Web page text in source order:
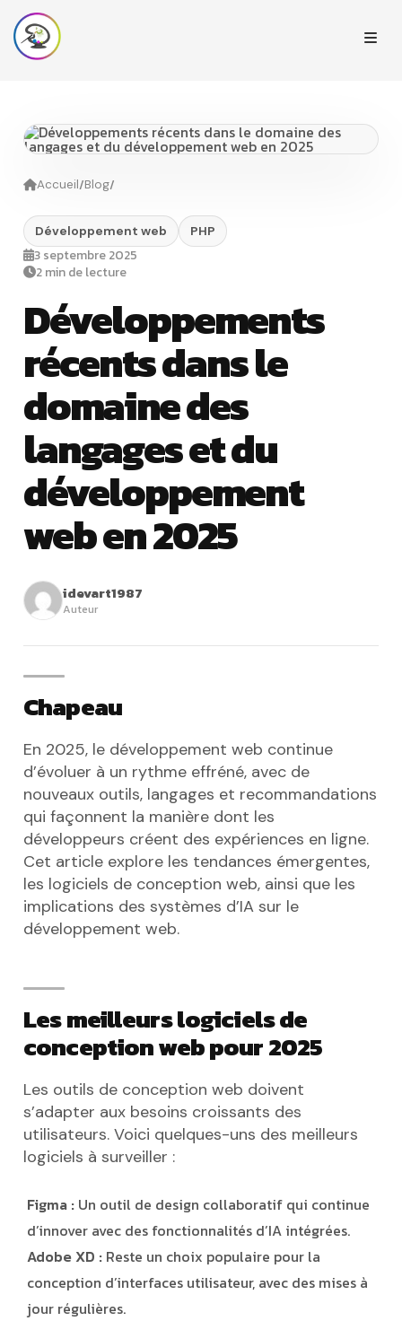
Accueil/Blog/
Développement web PHP
3 septembre 2025
2 min de lecture
Développements
récents dans le
domaine des
langages et du
développement
web en 2025
idevart1987
Auteur
Chapeau
En 2025, le développement web continue
d’évoluer à un rythme effréné, avec de
nouveaux outils, langages et recommandations
qui façonnent la manière dont les
développeurs créent des expériences en ligne.
Cet article explore les tendances émergentes,
les logiciels de conception web, ainsi que les
implications des systèmes d’IA sur le
développement web.
Les meilleurs logiciels de
conception web pour 2025
Les outils de conception web doivent
s’adapter aux besoins croissants des
utilisateurs. Voici quelques-uns des meilleurs
logiciels à surveiller :
Figma : Un outil de design collaboratif qui continue
d’innover avec des fonctionnalités d’IA intégrées.
Adobe XD : Reste un choix populaire pour la
conception d’interfaces utilisateur, avec des mises à
jour régulières.